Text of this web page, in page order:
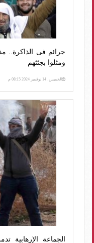
ومثلوا بجثثهم
الخميس، 14 نوفمبر 2024 08:15 م
الجماعة الإرهابية